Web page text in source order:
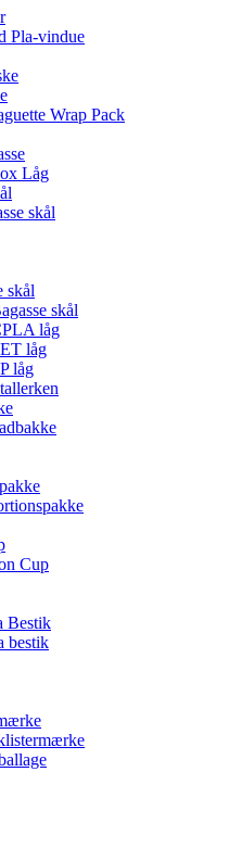
Pla-vindue
Wrap Pack
Låg
skål
skål
skål
låg
låg
låg
Cup
Bestik
bestik